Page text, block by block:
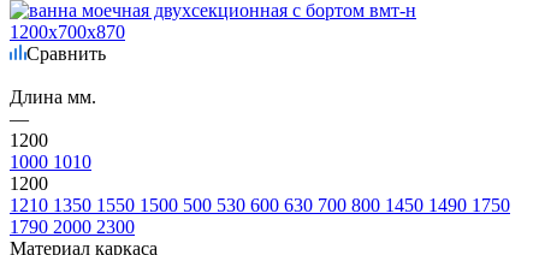
Сравнить
Длина мм.
—
1200
1000 1010
1200
1210 1350 1550 1500 500 530 600 630 700 800 1450 1490 1750
1790 2000 2300
Материал каркаса